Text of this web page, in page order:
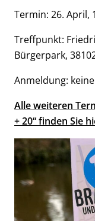
Termin: 26. April,
Treffpunkt:
Bürgerpark,
Anmeldung:
Alle weiteren
+ 20“ finden Sie